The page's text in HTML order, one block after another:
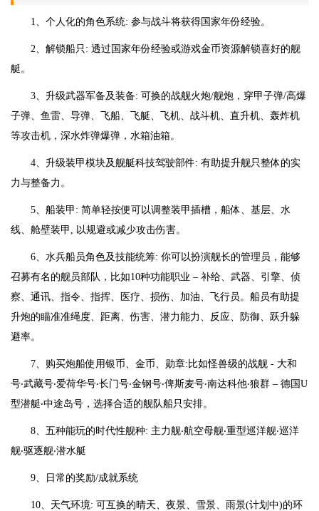
1、个人化的角色系统: 参与战斗将获得国家年份经验。
2、解锁船只: 透过国家年份经验或游戏金币资源解锁喜好的舰
艇。
3、升级武器军备及装备: 可换的战舰火炮/舰炮，穿甲子弹/高爆
子弹、鱼雷、导弹、飞船、飞艇、飞机、战斗机、直升机、轰炸机
等攻击机，深水炸弹爆弹，水箱油箱。
4、升级装甲模块及舰艇科技驾驶部件: 有助提升舰只整体的实
力与整备力。
5、船装甲: 简单轻按便可以调整装甲插槽，船体、基层、水
线、舱壁装甲, 以规避或减少攻击伤害。
6、水兵船员角色及技能统筹: 你可以扮演舰长的管理员，能够
召募有名的舰员部队，比如10种功能职业 – 补给、武器、引擎、侦
察、通讯、指令、指挥、医疗、损伤、加油、飞行员。船员有助提
升炮的瞄准准绳度、距离、伤害、潜力能力、反应、防御、跃升躲
避率。
7、购买炮船使用银币、金币、勋章:比如怪兽级的战舰 - 大和
号‧武藏号‧爱荷华号‧长门号‧金钢号‧俾斯麦号‧南达科他‧狼群 – 德国U
型潜艇‧中途岛号，选择合适的舰队船只安排。
8、五种能玩的时代性舰种: 主力舰‧航空母舰‧重型巡洋舰‧巡洋
舰‧驱逐舰‧潜水艇
9、日常的奖励/成就系统
10、天气环境: 可互换的晴天、夜景、雪景、雨景(计划中)的环